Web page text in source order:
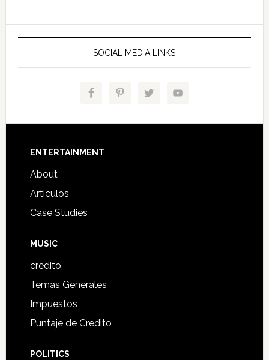
SOCIAL MEDIA LINKS
Footer
ENTERTAINMENT
About
Articulos
Case Studies
MUSIC
credito
Temas Generales
Impuestos
Puntaje de Credito
POLITICS